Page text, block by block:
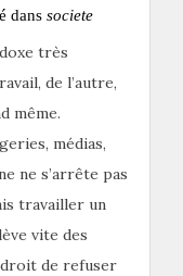
dans societe
très
de l’autre,
même.
médias,
ne s’arrête pas
travailler un
vite des
de refuser